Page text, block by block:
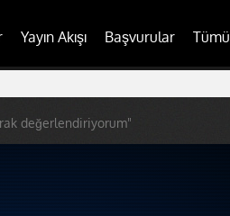
Yayın Akışı Başvurular Tümü
değerlendiriyorum"